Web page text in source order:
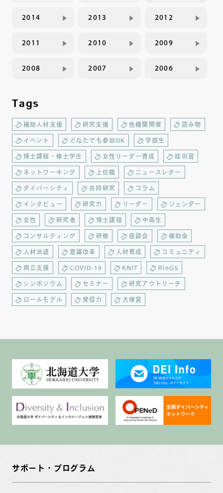
2014 2013 2012
2011 2010 2009
2008 2007 2006
Tags
補助人材支援 研究支援 他機関開催 読み物
イベント どなたでも参加OK 学部生
博士課程・修士学生 女性リーダー育成 桂田賞
ネットワーキング 上位職 ニュースレター
ダイバーシティ 共同研究 コラム
インタビュー 研究力 リーダー ジェンダー
女性 研究者 博士課程 中高生
コンサルティング 研修 座談会 補助金
人材派遣 意識改革 人材育成 コミュニティ
両立支援 COVID-19 KNIT RinGS
シンポジウム セミナー 研究アウトリーチ
ロールモデル 発信力 大塚賞
サポート・プログラム